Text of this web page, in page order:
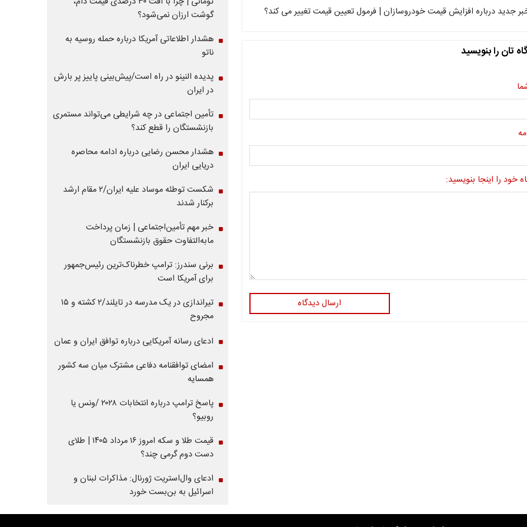
جدید درباره افزایش قیمت خودروسازان | فرمول تعیین قیمت تغییر می کند؟
تان را بنویسید
خود را اینجا بنویسید:
ارسال دیدگاه
گوشت ارزان نمی‌شود؟
هشدار اطلاعاتی آمریکا درباره حمله روسیه به
ناتو
پدیده النینو در راه است/پیش‌بینی پاییز پر بارش
در ایران
تأمین اجتماعی در چه شرایطی می‌تواند مستمری
بازنشستگان را قطع کند؟
هشدار محسن رضایی درباره ادامه محاصره
دریایی ایران
شکست توطئه موساد علیه ایران/۲ مقام‌ ارشد
برکنار شدند
خبر مهم تأمین‌اجتماعی | زمان پرداخت
مابه‌التفاوت حقوق بازنشستگان
برنی سندرز: ترامپ خطرناک‌ترین رئیس‌جمهور
برای آمریکا است
تیراندازی در یک مدرسه در تایلند/۲ کشته و ۱۵
مجروح
ادعای رسانه آمریکایی درباره توافق ایران و عمان
امضای توافقنامه دفاعی مشترک میان سه کشور
همسایه
پاسخ ترامپ درباره انتخابات ۲۰۲۸ /ونس یا
روبیو؟
قیمت طلا و سکه امروز ۱۶ مرداد ۱۴۰۵ | طلای
دست دوم گرمی چند؟
ادعای وال‌استریت ژورنال: مذاکرات لبنان و
اسرائیل به بن‌بست خورد